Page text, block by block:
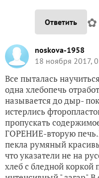
Ответить ✿
noskova-1958
18 ноября 2017,
Все пыталась
одна хлебопечь
называется до дыр-
истерлись
пропускать
ГОРЕНИЕ-вторую
пекла румяный
что указатели не на
хлеб с бледной коркой